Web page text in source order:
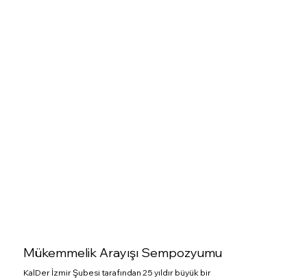
Mükemmelik Arayışı Sempozyumu
KalDer İzmir Şubesi tarafından 25 yıldır büyük bir